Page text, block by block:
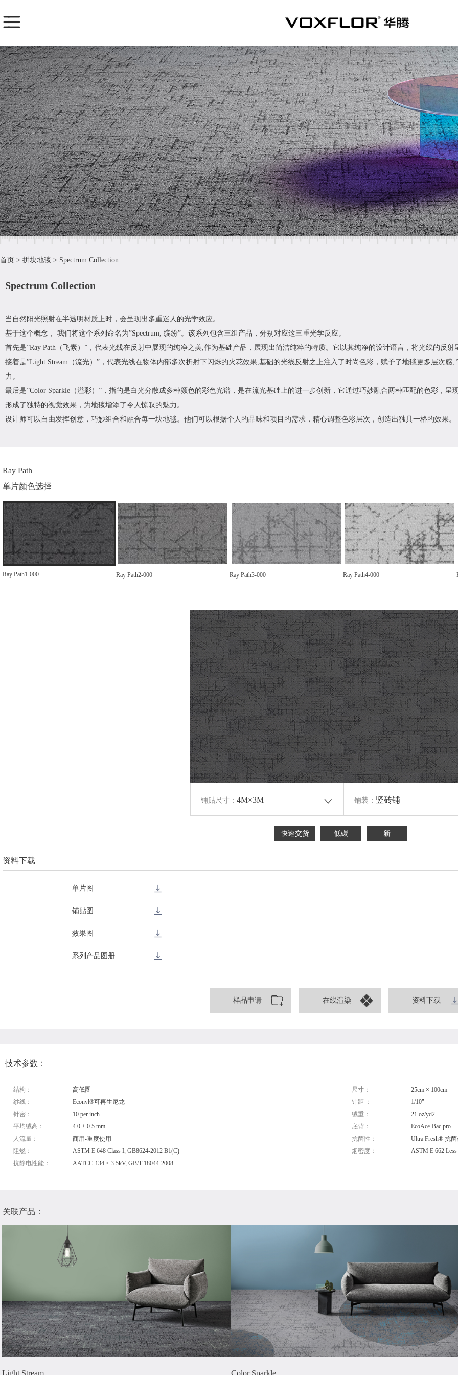
首页 > 拼块地毯 > Spectrum Collection
Spectrum Collection
当自然阳光照射在半透明材质上时，会呈现出多重迷人的光学效应。
基于这个概念， 我们将这个系列命名为”Spectrum, 缤纷”。该系列包含三组产品，分别对应这三重光学反应。
首先是”Ray Path（飞素）”，代表光线在反射中展现的纯净之美,作为基础产品，展现出简洁纯粹的特质。它以其纯净的设计语言，将光线的反射
接着是”Light Stream（流光）”，代表光线在物体内部多次折射下闪烁的火花效果,基础的光线反射之上注入了时尚色彩，赋予了地毯更多层次
力。
最后是”Color Sparkle（溢彩）”，指的是白光分散成多种颜色的彩色光谱，是在流光基础上的进一步创新，它通过巧妙融合两种匹配的色彩，
形成了独特的视觉效果，为地毯增添了令人惊叹的魅力。
设计师可以自由发挥创意，巧妙组合和融合每一块地毯。他们可以根据个人的品味和项目的需求，精心调整色彩层次，创造出独具一格的效果。
Ray Path
单片颜色选择
Ray Path1-000 Ray Path2-000 Ray Path3-000 Ray Path4-000
铺贴尺寸： 4M×3M 铺装： 竖砖铺
快速交货 低碳 新
资料下载
单片图
铺贴图
效果图
系列产品图册
样品申请 在线渲染 资料下载
技术参数：
结构： 高低圈 尺寸：
25cm × 100cm
纱线：
Econyl®可再生尼龙 针距 ：
1/10"
针密：
10 per inch 绒重：
21 oz/yd2
平均绒高：
4.0 ± 0.5 mm 底背：
EcoAce-Bac pro
人流量：
商用-重度使用 抗菌性：
Ultra Fresh® 抗
阻燃：
ASTM E 648 Class I, GB8624-2012 B1(C) 烟密度：
ASTM E 662
抗静电性能：
AATCC-134 ≤ 3.5kV, GB/T 18044-2008
关联产品：